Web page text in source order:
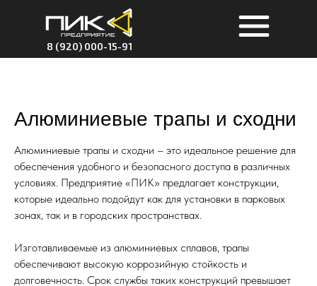
8 (920) 000-15-91
Алюминиевые трапы и сходни
Алюминиевые трапы и сходни – это идеальное решение для
обеспечения удобного и безопасного доступа в различных
условиях. Предприятие «ПИК» предлагает конструкции,
которые идеально подойдут как для установки в парковых
зонах, так и в городских пространствах.
Изготавливаемые из алюминиевых сплавов, трапы
обеспечивают высокую коррозийную стойкость и
долговечность. Срок службы таких конструкций превышает